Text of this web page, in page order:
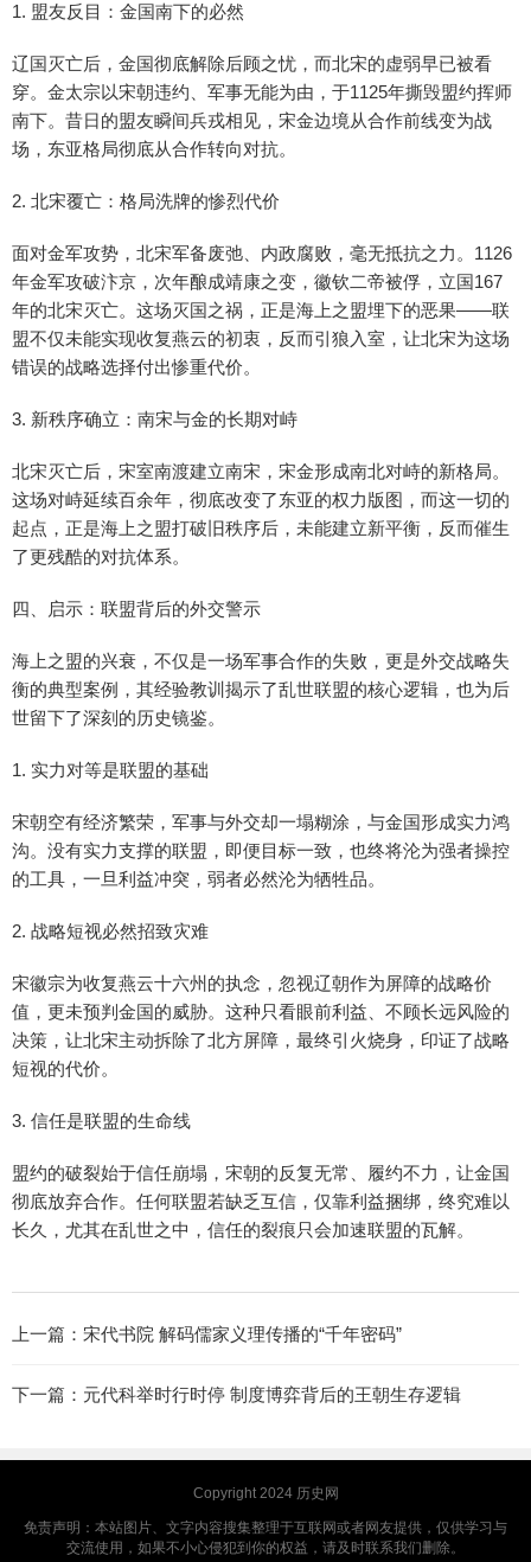
1. 盟友反目：金国南下的必然
辽国灭亡后，金国彻底解除后顾之忧，而北宋的虚弱早已被看
穿。金太宗以宋朝违约、军事无能为由，于1125年撕毁盟约挥师
南下。昔日的盟友瞬间兵戎相见，宋金边境从合作前线变为战
场，东亚格局彻底从合作转向对抗。
2. 北宋覆亡：格局洗牌的惨烈代价
面对金军攻势，北宋军备废弛、内政腐败，毫无抵抗之力。1126
年金军攻破汴京，次年酿成靖康之变，徽钦二帝被俘，立国167
年的北宋灭亡。这场灭国之祸，正是海上之盟埋下的恶果——联
盟不仅未能实现收复燕云的初衷，反而引狼入室，让北宋为这场
错误的战略选择付出惨重代价。
3. 新秩序确立：南宋与金的长期对峙
北宋灭亡后，宋室南渡建立南宋，宋金形成南北对峙的新格局。
这场对峙延续百余年，彻底改变了东亚的权力版图，而这一切的
起点，正是海上之盟打破旧秩序后，未能建立新平衡，反而催生
了更残酷的对抗体系。
四、启示：联盟背后的外交警示
海上之盟的兴衰，不仅是一场军事合作的失败，更是外交战略失
衡的典型案例，其经验教训揭示了乱世联盟的核心逻辑，也为后
世留下了深刻的历史镜鉴。
1. 实力对等是联盟的基础
宋朝空有经济繁荣，军事与外交却一塌糊涂，与金国形成实力鸿
沟。没有实力支撑的联盟，即便目标一致，也终将沦为强者操控
的工具，一旦利益冲突，弱者必然沦为牺牲品。
2. 战略短视必然招致灾难
宋徽宗为收复燕云十六州的执念，忽视辽朝作为屏障的战略价
值，更未预判金国的威胁。这种只看眼前利益、不顾长远风险的
决策，让北宋主动拆除了北方屏障，最终引火烧身，印证了战略
短视的代价。
3. 信任是联盟的生命线
盟约的破裂始于信任崩塌，宋朝的反复无常、履约不力，让金国
彻底放弃合作。任何联盟若缺乏互信，仅靠利益捆绑，终究难以
长久，尤其在乱世之中，信任的裂痕只会加速联盟的瓦解。
上一篇： 宋代书院 解码儒家义理传播的“千年密码”
下一篇： 元代科举时行时停 制度博弈背后的王朝生存逻辑
Copyright 2024 历史网
免责声明：本站图片、文字内容搜集整理于互联网或者网友提供，仅供学习与
交流使用，如果不小心侵犯到你的权益，请及时联系我们删除。